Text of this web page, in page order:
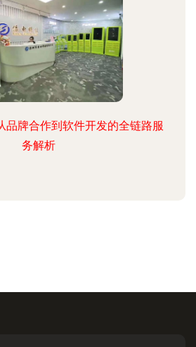
品牌合作到软件开发的全链路服
务解析